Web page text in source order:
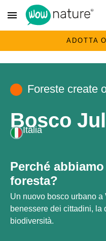
menu
ADOTTA
Foreste create
Bosco
Italia
Perché
foresta?
Un nuovo bosco urbano a
benessere dei cittadini, la
biodiversità.